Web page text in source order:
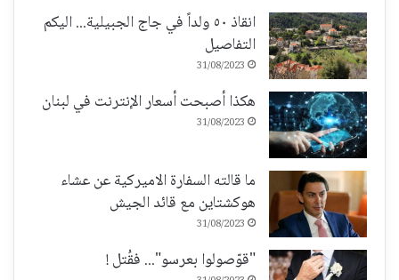
انقاذ ٥٠ ولداً في جاج الجبيلية... اليكم
التفاصيل
31/08/2023
هكذا أصبحت أسعار الإنترنت في لبنان
31/08/2023
ما قالته السفارة الاميركية عن عشاء
هوكشتاين مع قائد الجيش
31/08/2023
"قوّصولوا بعرسو"... فقُتل !